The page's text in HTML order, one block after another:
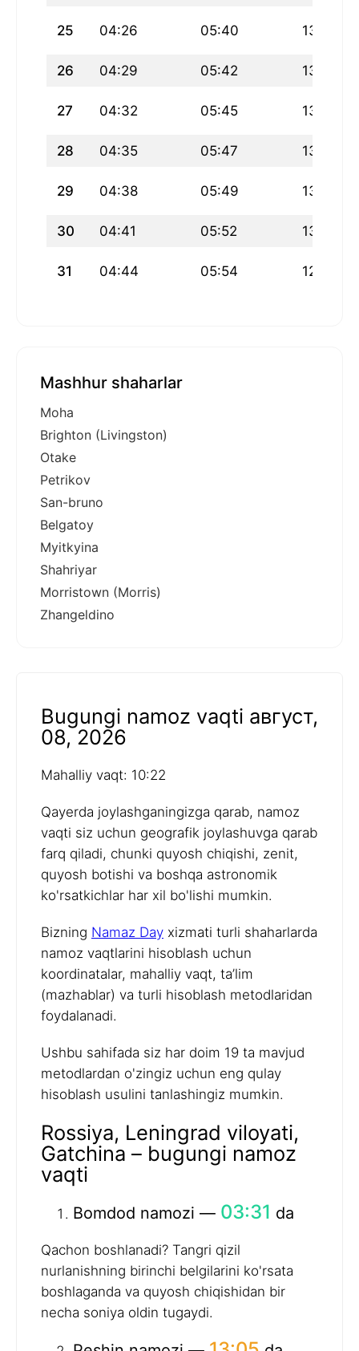
25 04:26 05:40 13:01
26 04:29 05:42 13:01
27 04:32 05:45 13:01
28 04:35 05:47 13:00
29 04:38 05:49 13:00
30 04:41 05:52 13:00
31 04:44 05:54 12:59
Mashhur shaharlar
Moha
Brighton (Livingston)
Otake
Petrikov
San-bruno
Belgatoy
Myitkyina
Shahriyar
Morristown (Morris)
Zhangeldino
Bugungi namoz vaqti август,
08, 2026
Mahalliy vaqt: 10:22
Qayerda joylashganingizga qarab, namoz
vaqti siz uchun geografik joylashuvga qarab
farq qiladi, chunki quyosh chiqishi, zenit,
quyosh botishi va boshqa astronomik
ko'rsatkichlar har xil bo'lishi mumkin.
Bizning Namaz Day xizmati turli shaharlarda
namoz vaqtlarini hisoblash uchun
koordinatalar, mahalliy vaqt, ta’lim
(mazhablar) va turli hisoblash metodlaridan
foydalanadi.
Ushbu sahifada siz har doim 19 ta mavjud
metodlardan o'zingiz uchun eng qulay
hisoblash usulini tanlashingiz mumkin.
Rossiya, Leningrad viloyati,
Gatchina – bugungi namoz
vaqti
Bomdod namozi — 03:31 da
Qachon boshlanadi? Tangri qizil
nurlanishning birinchi belgilarini ko'rsata
boshlaganda va quyosh chiqishidan bir
necha soniya oldin tugaydi.